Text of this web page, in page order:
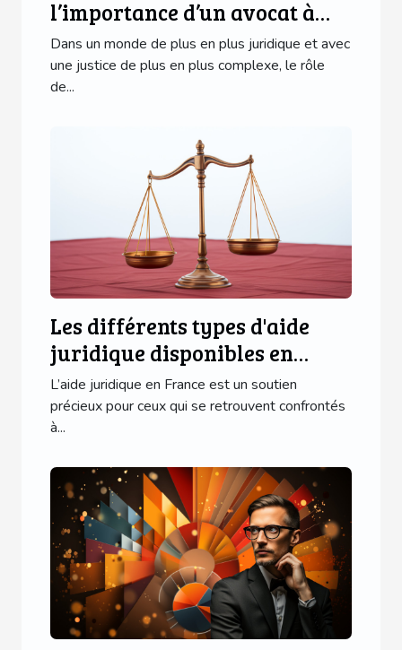
l’importance d’un avocat à
Paris
Dans un monde de plus en plus juridique et avec
une justice de plus en plus complexe, le rôle
de...
Les différents types d'aide
juridique disponibles en
France
L’aide juridique en France est un soutien
précieux pour ceux qui se retrouvent confrontés
à...